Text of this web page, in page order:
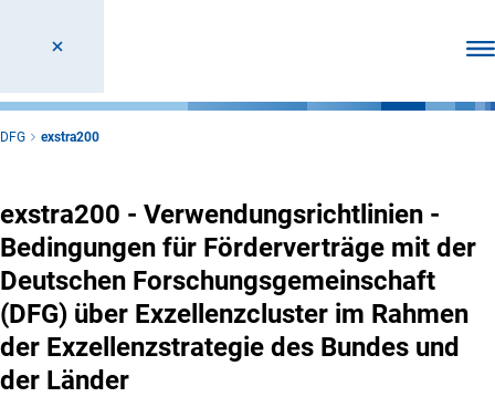
DFG exstra200
exstra200 - Verwendungsrichtlinien -
Bedingungen für Förderverträge mit der
Deutschen Forschungsgemeinschaft
(DFG) über Exzellenzcluster im Rahmen
der Exzellenzstrategie des Bundes und
der Länder